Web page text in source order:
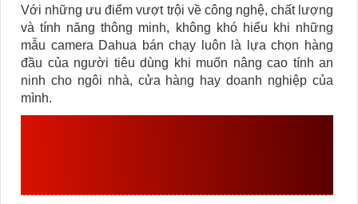
Với những ưu điểm vượt trội về công nghệ, chất lượng
và tính năng thông minh, không khó hiểu khi những
mẫu camera Dahua bán chạy luôn là lựa chọn hàng
đầu của người tiêu dùng khi muốn nâng cao tính an
ninh cho ngôi nhà, cửa hàng hay doanh nghiệp của
mình.